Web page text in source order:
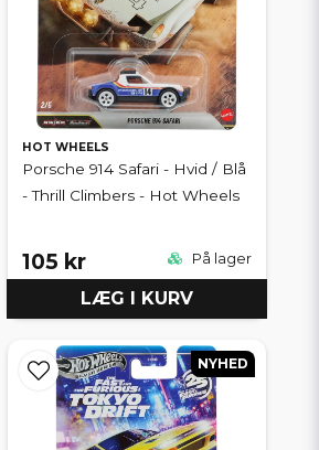
HOT WHEELS
Porsche 914 Safari - Hvid / Blå
- Thrill Climbers - Hot Wheels
105 kr På lager
LÆG I KURV
NYHED